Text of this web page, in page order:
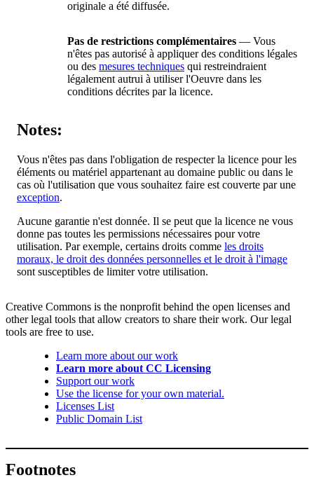
originale a été diffusée.
Pas de restrictions complémentaires — Vous
n'êtes pas autorisé à appliquer des conditions légales
ou des mesures techniques qui restreindraient
légalement autrui à utiliser l'Oeuvre dans les
conditions décrites par la licence.
Notes:
Vous n'êtes pas dans l'obligation de respecter la licence pour les
éléments ou matériel appartenant au domaine public ou dans le
cas où l'utilisation que vous souhaitez faire est couverte par une
exception.
Aucune garantie n'est donnée. Il se peut que la licence ne vous
donne pas toutes les permissions nécessaires pour votre
utilisation. Par exemple, certains droits comme les droits
moraux, le droit des données personnelles et le droit à l'image
sont susceptibles de limiter votre utilisation.
Creative Commons is the nonprofit behind the open licenses and
other legal tools that allow creators to share their work. Our legal
tools are free to use.
Learn more about our work
Learn more about CC Licensing
Support our work
Use the license for your own material.
Licenses List
Public Domain List
Footnotes